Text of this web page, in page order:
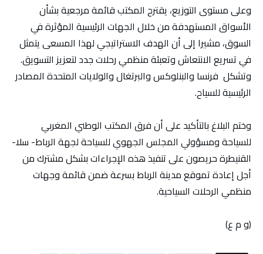
وعلى مستوى التوزيع، يقترح المكتب قائمة مرجعية بشأن
الأسواق المستهدفة من خلال الجهات الرئيسية المؤثرة في
السوق، مشيرا إلى أن الهدف الاستراتيجي لهذا المسعى يتمثل
في تسريع الانتعاش وتعبئة منظمي رحلات جدد لتعزيز التسويق.
وتشكل فرنسا والبنلوكس والبرتغال والولايات المتحدة المصادر
الرئيسية للسياح.
وختم البلاغ بالتأكيد على أن فرق المكتب الوطني المغربي
للسياحة ومسؤولي المجلس الجهوي للسياحة لجهة الرباط- سلا-
القنيطرة حريصون على تنفيذ هذه الإجراءات بشكل مشترك من
أجل إعادة تموقع مدينة الرباط بسرعة ضمن قائمة وجهات
منظمي الرحلات السياحية.
(و م ع)